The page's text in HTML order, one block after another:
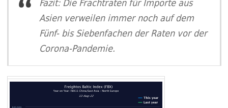
Fazit: Die Frachtraten für Importe aus
Asien verweilen immer noch auf dem
Fünf- bis Siebenfachen der Raten vor der
Corona-Pandemie.